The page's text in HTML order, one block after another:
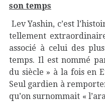
son temps
Lev Yashin, c’est
tellement
associé à celui des
temps. Il est nommé
du siècle » à la fois en
Seul gardien à
qu’on surnommait «